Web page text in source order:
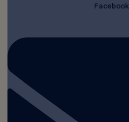
Facebook